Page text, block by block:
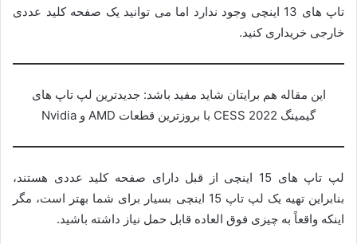
تاپ های 13 اینچی وجود ندارد اما می توانید یک صفحه کلید عددی
خارجی خریداری کنید.
این مقاله هم برایتان شاید مفید باشد: جدیدترین لپ تاپ های
گیمینگ CESS 2022 با بروزترین قطعات AMD و Nvidia
لپ تاپ های 15 اینچی از قبل دارای صفحه کلید عددی هستند،
بنابراین تهیه یک لپ تاپ 15 اینچی بسیار برای شما بهتر است، مگر
اینکه واقعاً به چیزی فوق العاده قابل حمل نیاز داشته باشید.